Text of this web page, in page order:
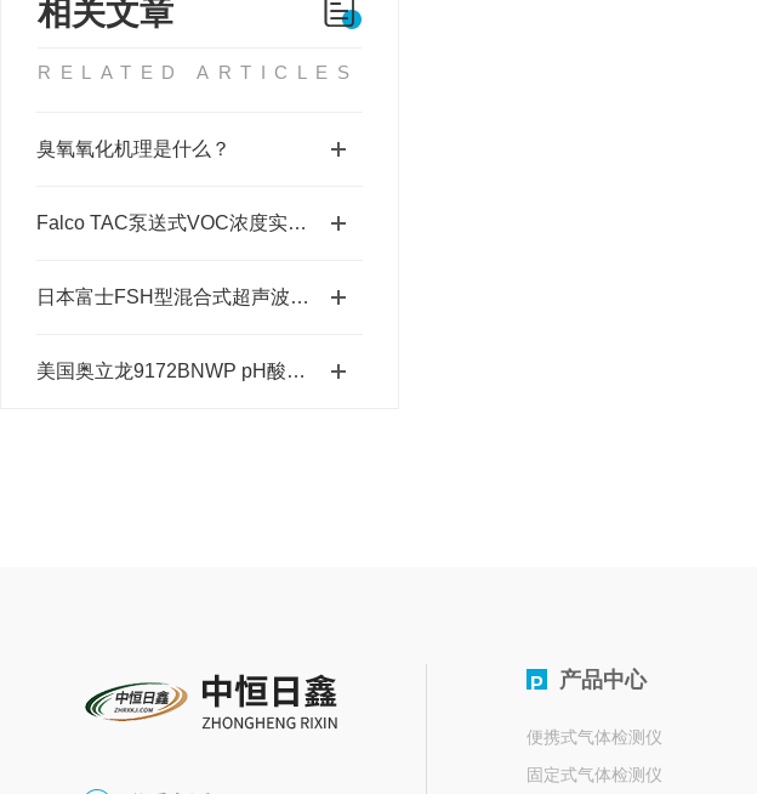
相关文章
RELATED ARTICLES
臭氧氧化机理是什么？
Falco TAC泵送式VOC浓度实时报警器防护等级IP65
日本富士FSH型混合式超声波流量计配管材质
美国奥立龙9172BNWP pH酸度电极（0-14PH）
P 产品中心
便携式气体检测仪
固定式气体检测仪